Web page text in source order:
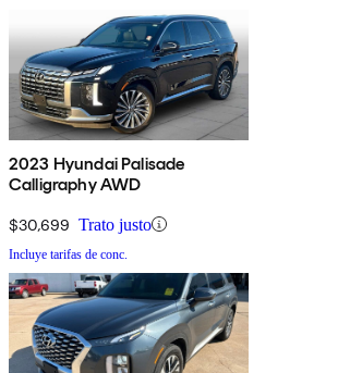
2023 Hyundai Palisade
Calligraphy AWD
$30,699 Trato justo
Incluye tarifas de conc.